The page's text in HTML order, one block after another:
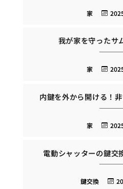
家
我が家を守ったサ
家
内鍵を外から開ける！
家
電動シャッターの鍵交
鍵交換